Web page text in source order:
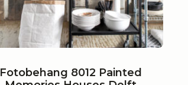
Fotobehang 8012 Painted